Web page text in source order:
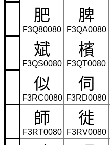
肥
F3Q80080
脾
F3QA0080
斌
F3QS0080
檳
F3QT0080
似
F3RC0080
伺
F3RD0080
師
F3RT0080
徙
F3RV0080